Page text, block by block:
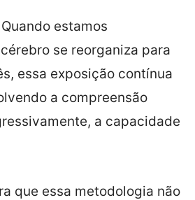
estamos
se reorganiza para
essa exposição contínua
a compreensão
a capacidade
que essa metodologia não